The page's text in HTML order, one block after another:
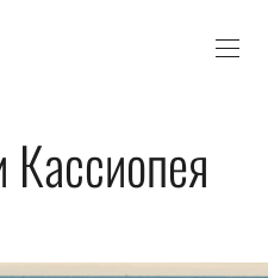
Кассиопея